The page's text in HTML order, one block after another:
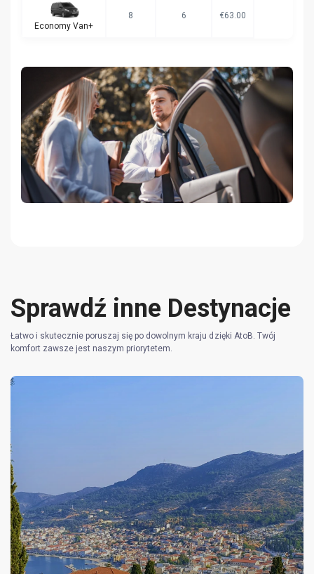
Economy Van+
8 6 €63.00
Sprawdź inne Destynacje
Łatwo i skutecznie poruszaj się po dowolnym kraju dzięki AtoB. Twój
komfort zawsze jest naszym priorytetem.